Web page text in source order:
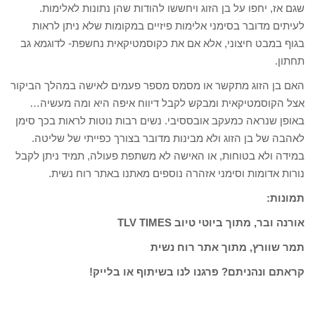
שגם אז, יחפו על בן הזוג ויחששו להודות שהן נתונות לאלימות.
לעיתים מדובר בסימני אלימות פיזיים במקומות שלא ניתן לראות
בגוף במבט חיצוני, אלא אם את כקוסמטיקאית נחשפת- לדוגמא גב
תחתון.
האם בן הזוג מתקשר או מסמס מספר פעמים לאישה במהלך הביקור
אצל הקוסמטיקאית ומבקש לקבל דיווח איפה היא ומה מעשיה…
באופן שנראה כמעקב אובססיבי. נשים רבות נוטות לראות בכך סימן
לאהבה של בן הזוג ולא מבינות מדובר בצורך כפייתי של שליטה.
במידה ולא בטוחות, או האישה לא משתפת פעולה, תמיד ניתן לקבל
נורות אדומות וסימני אזהרה נוספים מאתנו באתר רוח נשית.
תמונות:
אורנה ובר, מתוך ביוטי טיוב TLV TIMES
תמר שוורץ, מתוך אתר רוח נשית
קראתם ונהניתם? פרגנו לנו בשיתוף או בלייק!